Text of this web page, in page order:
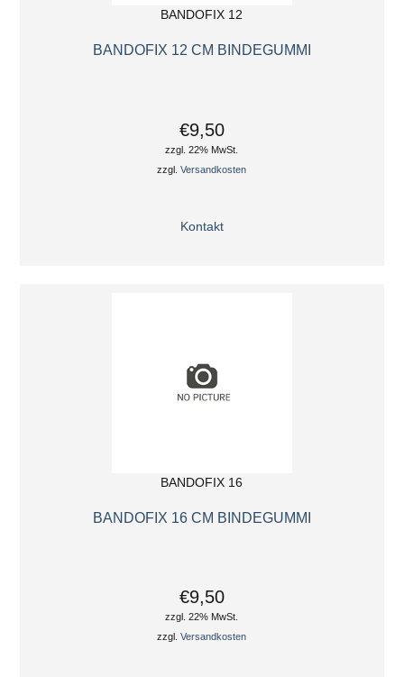
BANDOFIX 12
BANDOFIX 12 CM BINDEGUMMI
€9,50
zzgl. 22% MwSt.
zzgl.Versandkosten
Kontakt
BANDOFIX 16
BANDOFIX 16 CM BINDEGUMMI
€9,50
zzgl. 22% MwSt.
zzgl.Versandkosten